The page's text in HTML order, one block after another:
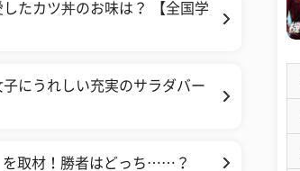
たカツ丼のお味は？ 【全国学
にうれしい充実のサラダバー
を取材！勝者はどっち……？